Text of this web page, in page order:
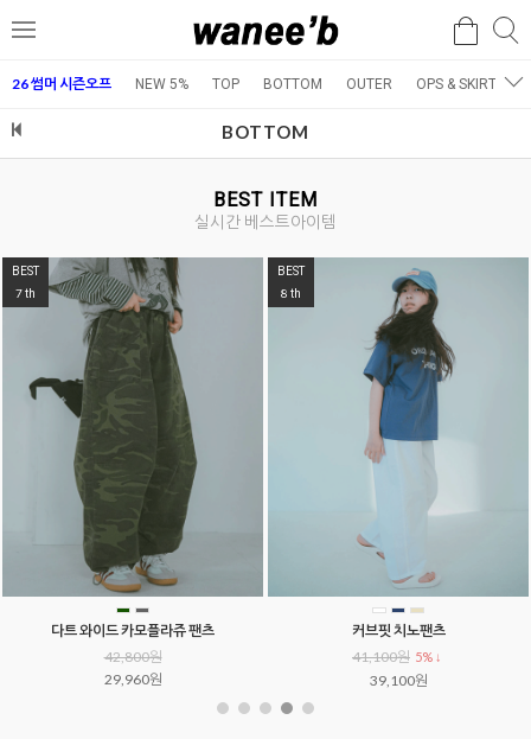
메
검
26 썸머 시즌오프 NEW 5% TOP BOTTOM OUTER OPS & SKIRT
BOTTOM
BEST ITEM
실시간 베스트아이템
BEST
7th
다트 와이드 카모플라쥬 팬츠
42,800원
29,960원
BEST
8 th
커브핏 치노팬츠
41,100원 5% ↓
39,100원